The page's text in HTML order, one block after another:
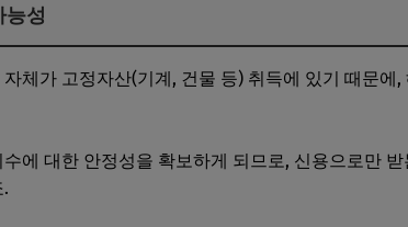
능성
체가 고정자산(기계, 건물 등) 취득에 있기 때문
에 대한 안정성을 확보하게 되므로, 신용으로만